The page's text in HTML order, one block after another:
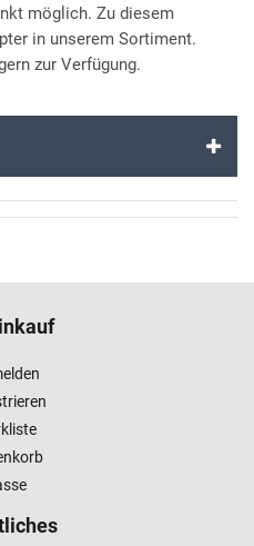
möglich. Zu diesem
in unserem Sortiment.
zur Verfügung.